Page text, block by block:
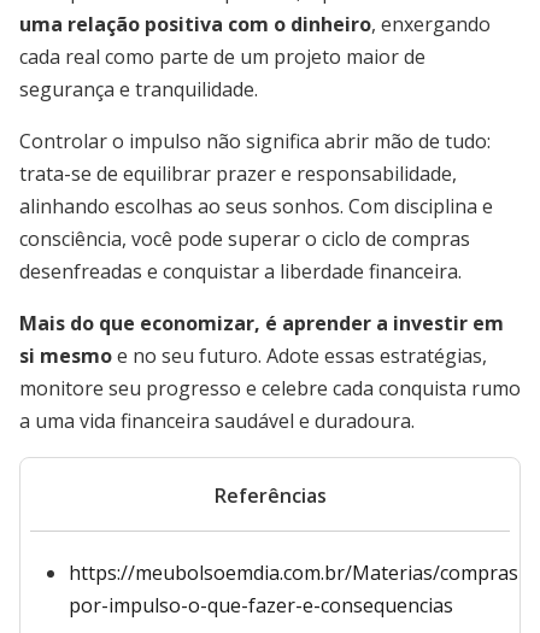
uma relação positiva com o dinheiro, enxergando
cada real como parte de um projeto maior de
segurança e tranquilidade.
Controlar o impulso não significa abrir mão de tudo:
trata-se de equilibrar prazer e responsabilidade,
alinhando escolhas ao seus sonhos. Com disciplina e
consciência, você pode superar o ciclo de compras
desenfreadas e conquistar a liberdade financeira.
Mais do que economizar, é aprender a investir em
si mesmoe no seu futuro. Adote essas estratégias,
monitore seu progresso e celebre cada conquista rumo
a uma vida financeira saudável e duradoura.
Referências
https://meubolsoemdia.com.br/Materias/compras-
por-impulso-o-que-fazer-e-consequencias